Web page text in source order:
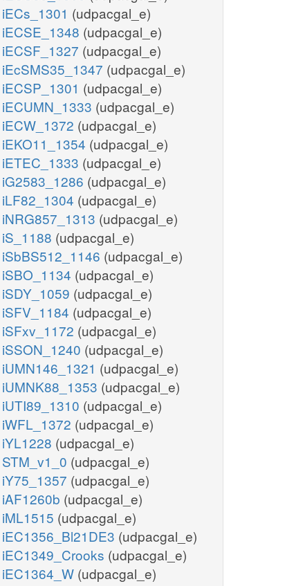
iECs_1301 (udpacgal_e)
iECSE_1348 (udpacgal_e)
iECSF_1327 (udpacgal_e)
iEcSMS35_1347 (udpacgal_e)
iECSP_1301 (udpacgal_e)
iECUMN_1333 (udpacgal_e)
iECW_1372 (udpacgal_e)
iEKO11_1354 (udpacgal_e)
iETEC_1333 (udpacgal_e)
iG2583_1286 (udpacgal_e)
iLF82_1304 (udpacgal_e)
iNRG857_1313 (udpacgal_e)
iS_1188 (udpacgal_e)
iSbBS512_1146 (udpacgal_e)
iSBO_1134 (udpacgal_e)
iSDY_1059 (udpacgal_e)
iSFV_1184 (udpacgal_e)
iSFxv_1172 (udpacgal_e)
iSSON_1240 (udpacgal_e)
iUMN146_1321 (udpacgal_e)
iUMNK88_1353 (udpacgal_e)
iUTI89_1310 (udpacgal_e)
iWFL_1372 (udpacgal_e)
iYL1228 (udpacgal_e)
STM_v1_0 (udpacgal_e)
iY75_1357 (udpacgal_e)
iAF1260b (udpacgal_e)
iML1515 (udpacgal_e)
iEC1356_Bl21DE3 (udpacgal_e)
iEC1349_Crooks (udpacgal_e)
iEC1364_W (udpacgal_e)